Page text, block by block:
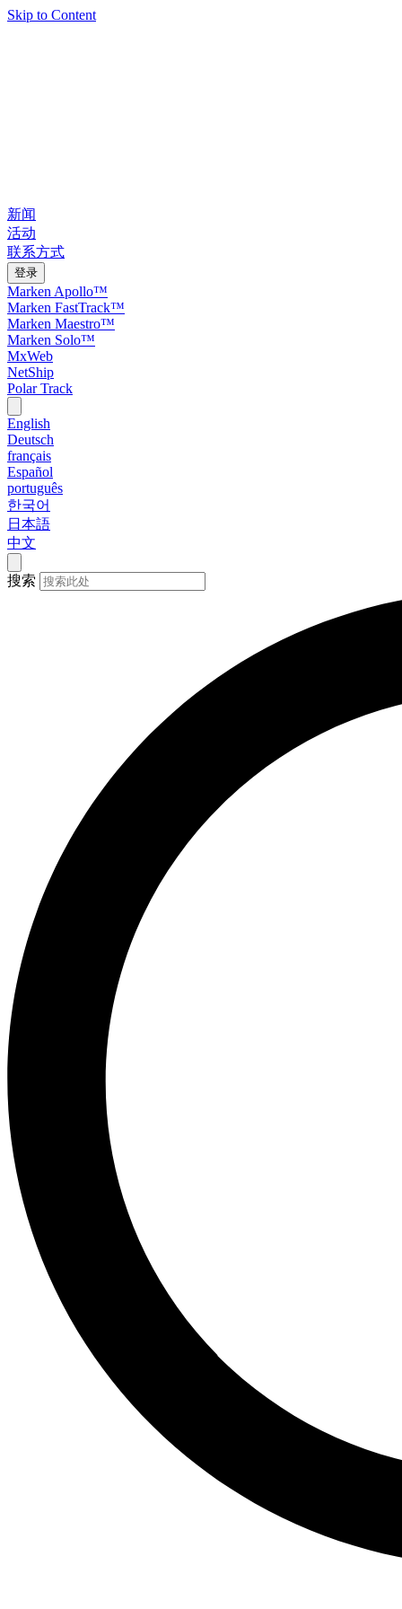
Skip to Content
新闻
活动
联系方式
登录
Marken Apollo™
Marken FastTrack™
Marken Maestro™
Marken Solo™
MxWeb
NetShip
Polar Track
English
Deutsch
français
Español
português
한국어
日本語
中文
搜索